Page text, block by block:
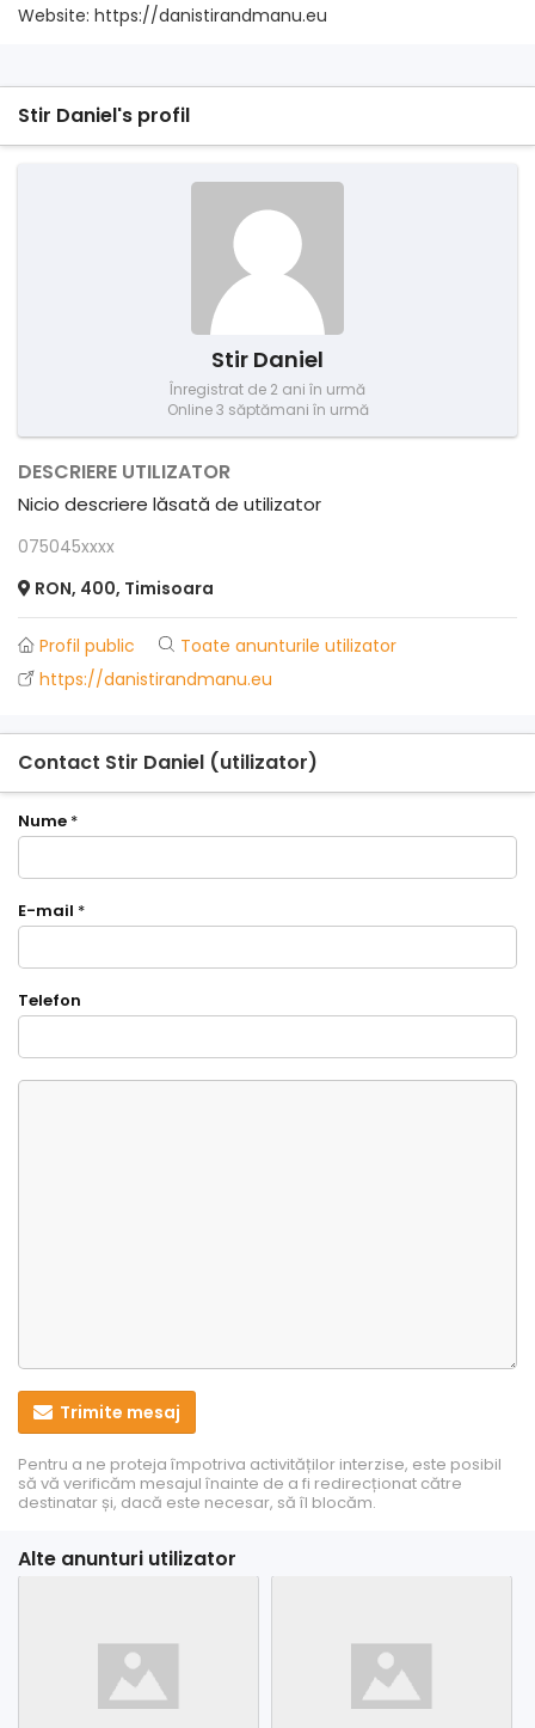
Website: https://danistirandmanu.eu
Stir Daniel's profil
Stir Daniel
Înregistrat de 2 ani în urmă
Online 3 săptămani în urmă
DESCRIERE UTILIZATOR
Nicio descriere lăsată de utilizator
075045xxxx
RON, 400, Timisoara
Profil public
Toate anunturile utilizator
https://danistirandmanu.eu
Contact Stir Daniel (utilizator)
Nume *
E-mail *
Telefon
Trimite mesaj
Pentru a ne proteja împotriva activităților interzise, este posibil
să vă verificăm mesajul înainte de a fi redirecționat către
destinatar și, dacă este necesar, să îl blocăm.
Alte anunturi utilizator